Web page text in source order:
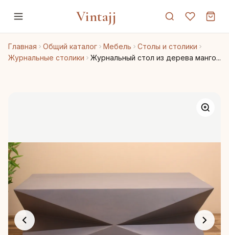
Vintajj
Главная Общий каталог Мебель
Столы и столики
Журнальные столики
Журнальный стол из дерева манго...